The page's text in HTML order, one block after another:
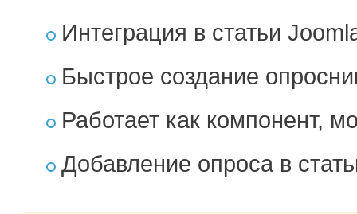
Интеграция в статьи
Быстрое создание
Работает как компонент,
Добавление опроса в